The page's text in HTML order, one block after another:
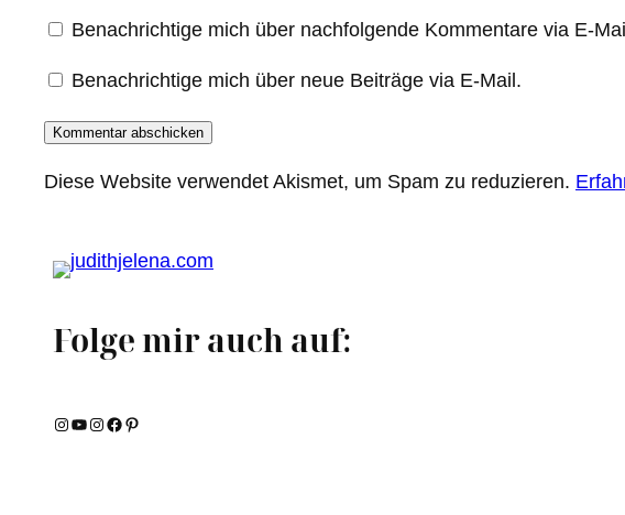
Benachrichtige mich über nachfolgende Kommentare via E-
Benachrichtige mich über neue Beiträge via E-Mail.
Diese Website verwendet Akismet, um Spam zu reduzieren.
Folge mir auch auf:
Instagram YouTube Instagram Facebook Pinterest